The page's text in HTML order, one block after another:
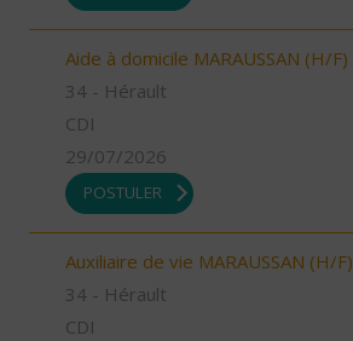
Aide à domicile MARAUSSAN (H/F)
34 - Hérault
CDI
29/07/2026
POSTULER
Auxiliaire de vie MARAUSSAN (H/F)
34 - Hérault
CDI